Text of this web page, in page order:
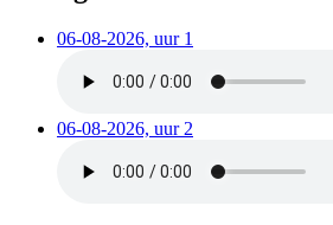
06-08-2026, uur 1
06-08-2026, uur 2